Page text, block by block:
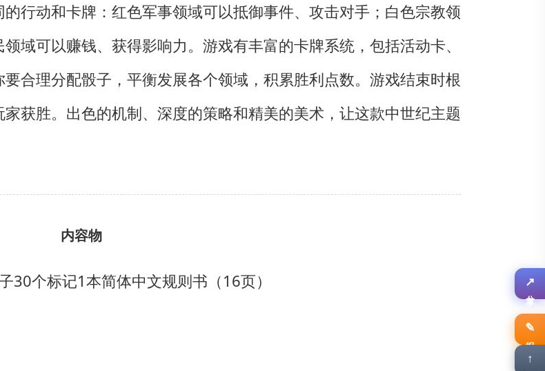
行动和卡牌：红色军事领域可以抵御事件、攻击对手；白色宗教领
域可以赚钱、获得影响力。游戏有丰富的卡牌系统，包括活动卡、
合理分配骰子，平衡发展各个领域，积累胜利点数。游戏结束时根
获胜。出色的机制、深度的策略和精美的美术，让这款中世纪主题
内容物
30个标记1本简体中文规则书（16页）
↗
分享
✎
↑